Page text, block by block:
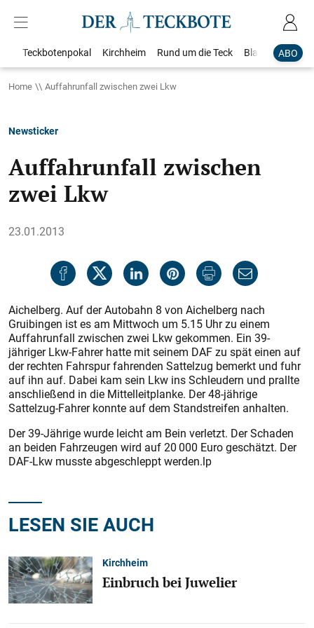
ABO
Teckbotenpokal Kirchheim Rund um die Teck Blaulicht
Home Auffahrunfall zwischen zwei Lkw
Newsticker
Auffahrunfall zwischen
zwei Lkw
23.01.2013
Aichelberg. Auf der Autobahn 8 von Aichelberg nach
Gruibingen ist es am Mittwoch um 5.15 Uhr zu einem
Auffahrunfall zwischen zwei Lkw gekommen. Ein 39-
jähriger Lkw-Fahrer hatte mit seinem DAF zu spät einen auf
der rechten Fahrspur fahrenden Sattelzug bemerkt und fuhr
auf ihn auf. Dabei kam sein Lkw ins Schleudern und prallte
anschließend in die Mittelleitplanke. Der 48-jährige
Sattelzug-Fahrer konnte auf dem Standstreifen anhalten.
Der 39-Jährige wurde leicht am Bein verletzt. Der Schaden
an beiden Fahrzeugen wird auf 20 000 Euro geschätzt. Der
DAF-Lkw musste abgeschleppt werden.lp
LESEN SIE AUCH
Kirchheim
Einbruch bei Juwelier